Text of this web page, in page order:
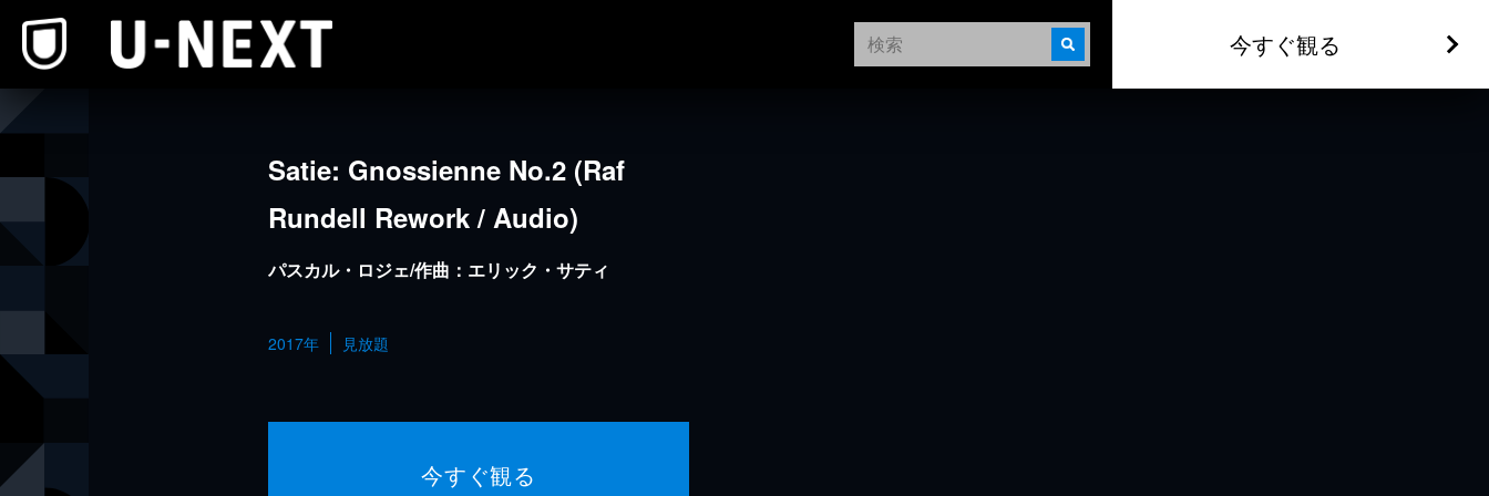
今すぐ観る
Satie: Gnossienne No.2 (Raf
Rundell Rework / Audio)
パスカル・ロジェ/作曲：エリック・サティ
2017年 見放題
今すぐ観る